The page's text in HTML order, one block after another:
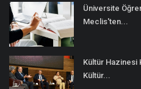
Üniversite
Meclis'ten...
Kültür Hazinesi
Kültür...